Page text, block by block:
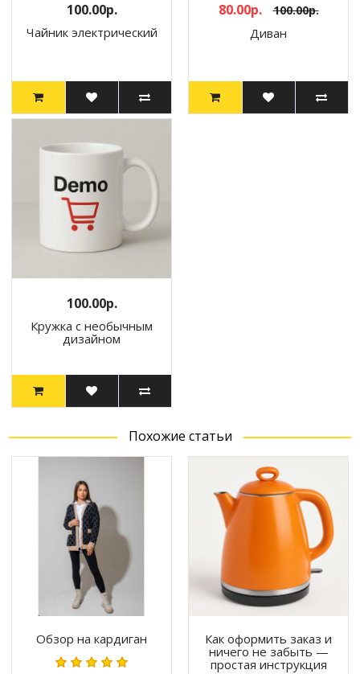
100.00р.
Чайник электрический
80.00р. 100.00р.
Диван
100.00р.
Кружка с необычным
дизайном
Похожие статьи
Обзор на кардиган
Как оформить заказ и
ничего не забыть —
простая инструкция